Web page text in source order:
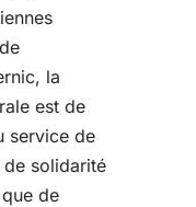
la
est de
service de
de solidarité
de